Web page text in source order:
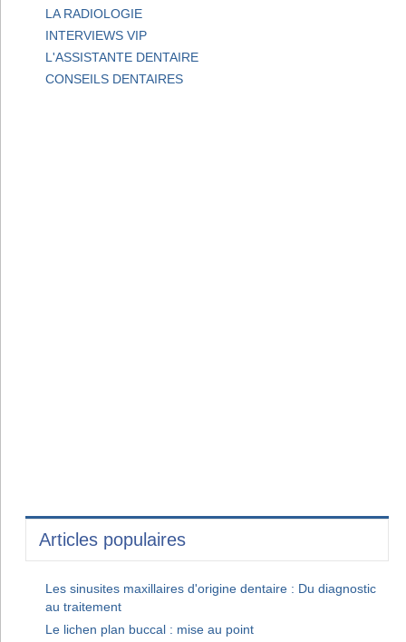
LA RADIOLOGIE
INTERVIEWS VIP
L'ASSISTANTE DENTAIRE
CONSEILS DENTAIRES
Articles populaires
Les sinusites maxillaires d'origine dentaire : Du diagnostic
au traitement
Le lichen plan buccal : mise au point